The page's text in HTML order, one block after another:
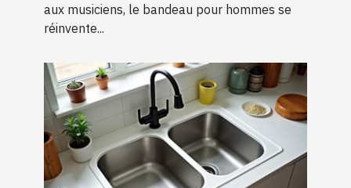
aux musiciens, le bandeau pour hommes se
réinvente...